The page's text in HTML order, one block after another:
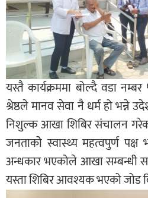
यस्तै कार्यक्रममा बोल्दै वडा
श्रेष्ठले मानव सेवा नै धर्म हो भन्ने
निशुल्क आखा शिबिर संचालन
जनताकोे स्वास्थ्य महत्वपुर्ण
अन्धकार भएकोले आखा सम्बन्धी
यस्ता शिबिर आवश्यक भएको जोड